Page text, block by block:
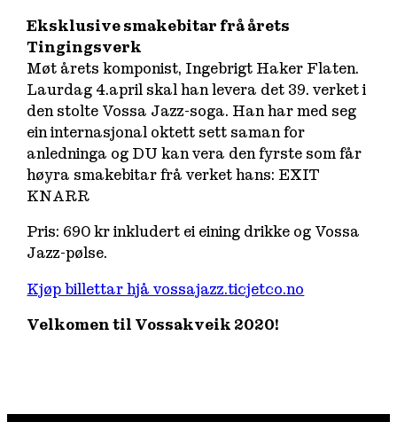
Eksklusive smakebitar frå årets
Tingingsverk
Møt årets komponist, Ingebrigt Haker Flaten.
Laurdag 4.april skal han levera det 39. verket i
den stolte Vossa Jazz-soga. Han har med seg
ein internasjonal oktett sett saman for
anledninga og DU kan vera den fyrste som får
høyra smakebitar frå verket hans: EXIT
KNARR
Pris: 690 kr inkludert ei eining drikke og Vossa
Jazz-pølse.
Kjøp billettar hjå vossajazz.ticjetco.no
Velkomen til Vossakveik 2020!